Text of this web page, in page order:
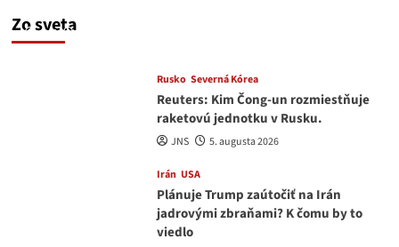
Zo sveta
JNS
Rusko Severná Kórea
Reuters: Kim Čong-un rozmiestňuje
raketovú jednotku v Rusku.
JNS 5. augusta 2026
Irán USA
Plánuje Trump zaútočiť na Irán
jadrovými zbraňami? K čomu by to
viedlo